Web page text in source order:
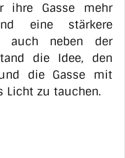
ihre Gasse mehr
eine stärkere
auch neben der
die Idee, den
die Gasse mit
Licht zu tauchen.